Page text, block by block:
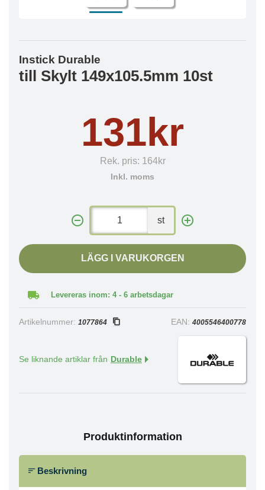
Instick Durable
till Skylt 149x105.5mm 10st
131kr
Rek. pris: 164kr
Inkl. moms
st
LÄGG I VARUKORGEN
Levereras inom: 4 - 6 arbetsdagar
Artikelnummer: 1077864 EAN: 4005546400778
Se liknande artiklar från Durable
Produktinformation
Beskrivning